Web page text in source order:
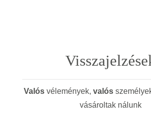
Valós vélemények,valós
vásároltak nálunk